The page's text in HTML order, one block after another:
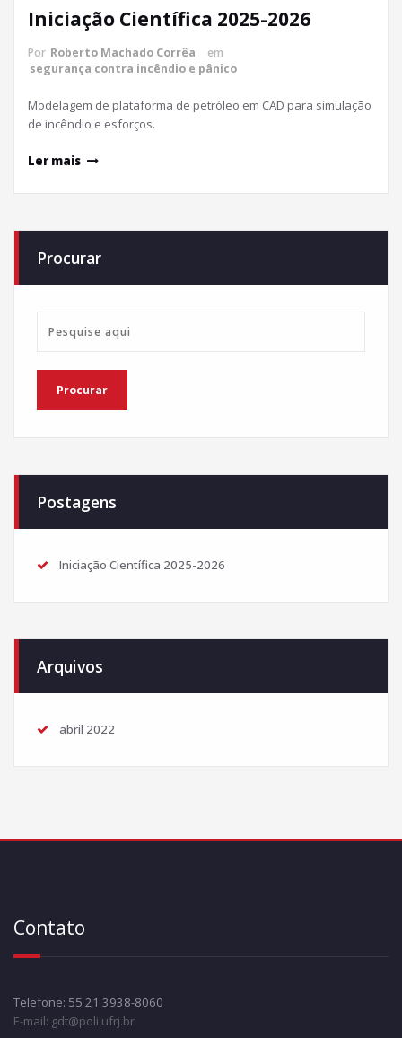
Iniciação Científica 2025-2026
Por Roberto Machado Corrêa
em
segurança contra incêndio e pânico
Modelagem de plataforma de petróleo em CAD para simulação
de incêndio e esforços.
Ler mais
Procurar
Postagens
Iniciação Científica 2025-2026
Arquivos
abril 2022
Contato
Telefone: 55 21 3938-8060
E-mail: gdt@poli.ufrj.br